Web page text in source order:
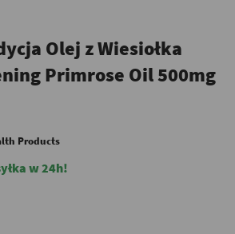
Olej z Wiesiołka
Primrose Oil 500mg
Products
w 24h!